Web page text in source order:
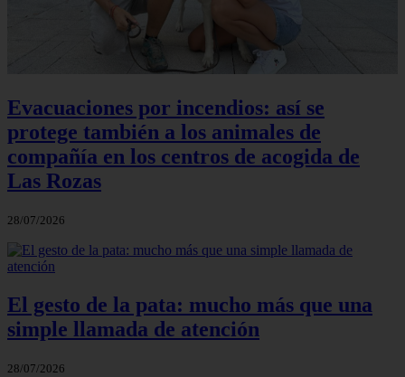
Evacuaciones por incendios: así se
protege también a los animales de
compañía en los centros de acogida de
Las Rozas
28/07/2026
El gesto de la pata: mucho más que una
simple llamada de atención
28/07/2026